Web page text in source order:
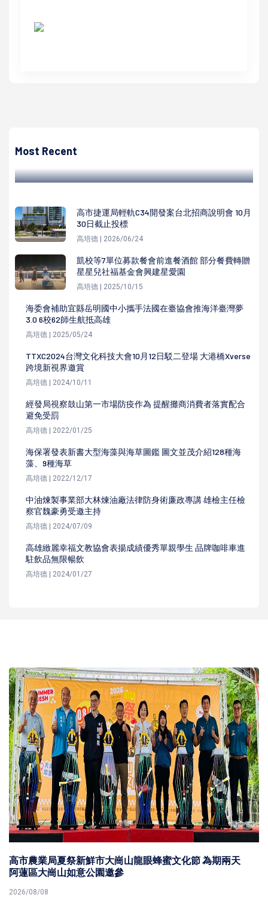
Most Recent
中鋼調降112年6月鋼品盤價 每公噸1000元至2000元
高市捷運局輕軌C34開發案台北招商說明會 10月
30日截止投標
高培德 | 2026/06/24
凱校等7單位募款餐會前進餐酒館 部分餐費轉贈
星星兒社福基金會興建星愛園
高培德 | 2025/10/15
海委會補助宜縣岳明國中小攜手法國在臺協會推海洋臺灣夢
3.0 6校62師生航抵高雄
高培德 | 2025/05/24
TTXC2024台灣文化科技大會10月12日駁二登場 大港橋Xverse
跨境新視界邀賞
高培德 | 2024/10/11
經發局視察鼓山第一市場防疫作為 提醒攤商消費者落實配合
避免受罰
高培德 | 2022/01/25
海保署發表新書大型海藻與海草圖鑑 圖文並茂介紹128種海
藻、9種海草
高培德 | 2022/12/17
中油煉製事業部大林煉油廠法律防身術廉政專講 雄檢主任檢
察官魏豪勇受邀主持
高培德 | 2024/07/09
高雄緻麗幸福文教協會表揚成績優秀單親學生 品牌咖啡車進
駐飲品無限暢飲
高培德 | 2024/01/27
高市農業局夏祭新鮮市大崗山龍眼蜂蜜文化節 為期兩天
阿蓮區大崗山如意公園邀參
2026/08/08